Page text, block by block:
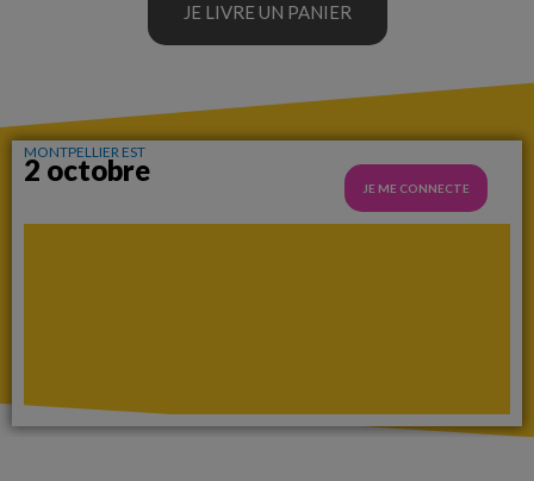
JE LIVRE UN PANIER
MONTPELLIER EST
2 octobre
JE ME CONNECTE